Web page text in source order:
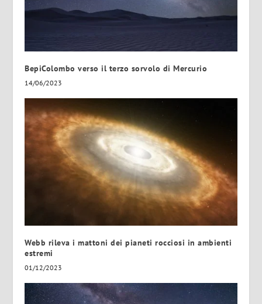
BepiColombo verso il terzo sorvolo di Mercurio
14/06/2023
Webb rileva i mattoni dei pianeti rocciosi in ambienti
estremi
01/12/2023